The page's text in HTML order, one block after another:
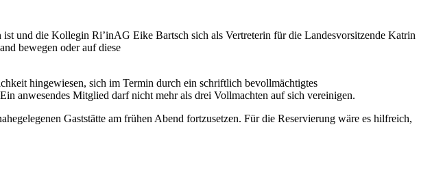
und die Kollegin Ri’inAG Eike Bartsch sich als Vertreterin für die Landesvorsitzende Katrin
bewegen oder auf diese
hingewiesen, sich im Termin durch ein schriftlich bevollmächtigtes
anwesendes Mitglied darf nicht mehr als drei Vollmachten auf sich vereinigen.
Gaststätte am frühen Abend fortzusetzen. Für die Reservierung wäre es hilfreich,